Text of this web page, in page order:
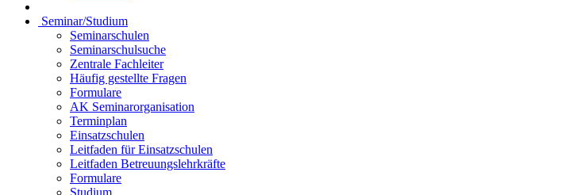
Seminar/Studium
Seminarschulen
Seminarschulsuche
Zentrale Fachleiter
Häufig gestellte Fragen
Formulare
AK Seminarorganisation
Terminplan
Einsatzschulen
Leitfaden für Einsatzschulen
Leitfaden Betreuungslehrkräfte
Formulare
Studium